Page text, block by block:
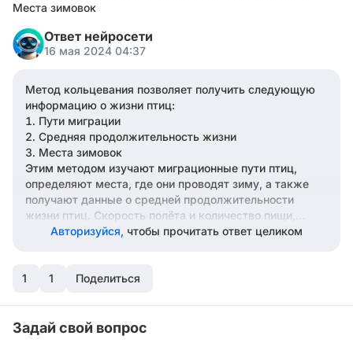
Места зимовок
Ответ нейросети
16 мая 2024 04:37
Метод кольцевания позволяет получить следующую
информацию о жизни птиц:
Пути миграции
Средняя продолжительность жизни
Места зимовок
Этим методом изучают миграционные пути птиц,
определяют места, где они проводят зиму, а также
получают данные о средней продолжительности
жизни птиц. Скорость полёта и количество пищи,
которое птица съедает в день, обычно не являются
Авторизуйся, чтобы прочитать ответ целиком
1 1 Поделиться
Задай свой вопрос